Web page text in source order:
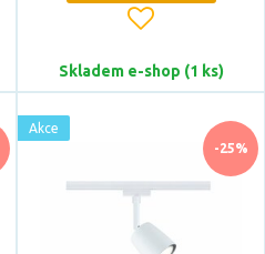
Skladem e-shop (1 ks)
-25%
Akce